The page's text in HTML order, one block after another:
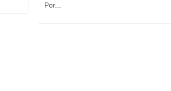
Por...